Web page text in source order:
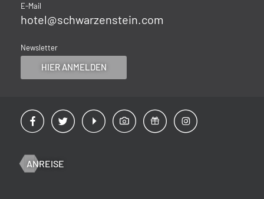
ANREISE
E-Mail
hotel@schwarzenstein.com
Newsletter
HIER ANMELDEN